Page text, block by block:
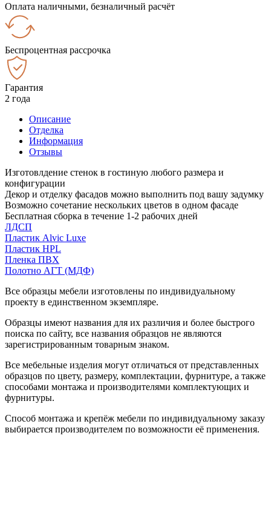
Оплата наличными, безналичный расчёт
Беспроцентная рассрочка
Гарантия
2 года
Описание
Отделка
Информация
Отзывы
Изготовлдение стенок в гостиную любого размера и
конфигурации
Декор и отделку фасадов можно выполнить под вашу задумку
Возможно сочетание нескольких цветов в одном фасаде
Бесплатная сборка в течение 1-2 рабочих дней
ЛДСП
Пластик Alvic Luxe
Пластик HPL
Пленка ПВХ
Полотно АГТ (МДФ)
Все образцы мебели изготовлены по индивидуальному
проекту в единственном экземпляре.
Образцы имеют названия для их различия и более быстрого
поиска по сайту, все названия образцов не являются
зарегистрированным товарным знаком.
Все мебельные изделия могут отличаться от представленных
образцов по цвету, размеру, комплектации, фурнитуре, а также
способами монтажа и производителями комплектующих и
фурнитуры.
Способ монтажа и крепёж мебели по индивидуальному заказу
выбирается производителем по возможности её применения.